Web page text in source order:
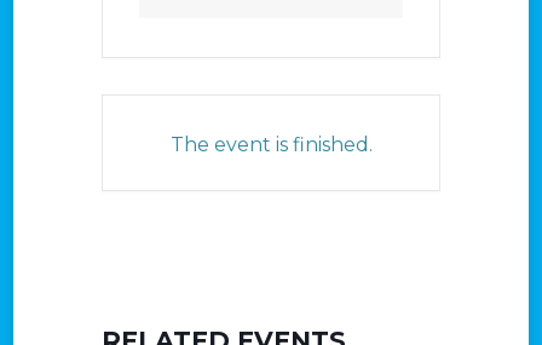
The event is finished.